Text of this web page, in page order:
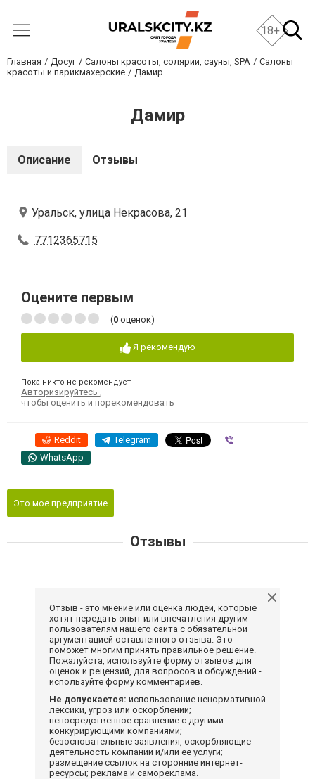
18+
Главная Досуг Салоны красоты, солярии, сауны, SPA
Салоны
красоты и парикмахерские
Дамир
Дамир
Описание Отзывы
Уральск, улица Некрасова, 21
7712365715
Оцените первым
(0 оценок)
Я рекомендую
Пока никто не рекомендует
Авторизируйтесь
чтобы оценить и порекомендовать
Reddit Telegram
WhatsApp
Это мое предприятие
Отзывы
Отзыв - это мнение или оценка людей, которые
хотят передать опыт или впечатления другим
пользователям нашего сайта с обязательной
аргументацией оставленного отзыва. Это
поможет многим принять правильное решение.
Пожалуйста, используйте форму отзывов для
оценок и рецензий, для вопросов и обсуждений -
используйте форму комментариев.
Не допускается: использование ненормативной
лексики, угроз или оскорблений;
непосредственное сравнение с другими
конкурирующими компаниями;
безосновательные заявления, оскорбляющие
деятельность компании и/или ее услуги;
размещение ссылок на сторонние интернет-
ресурсы; реклама и самореклама.